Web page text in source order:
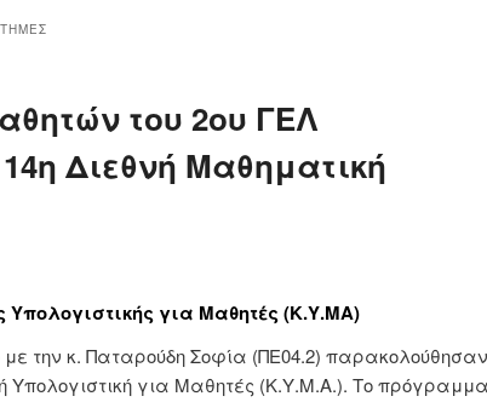
του 2ου ΓΕΛ
Διεθνή Μαθηματική
για Μαθητές (Κ.Υ.ΜΑ)
με την κ. Παταρούδη Σοφία (ΠΕ04.2) παρακολούθησαν
Υπολογιστική για Μαθητές (Κ.Υ.Μ.Α.). Το πρόγραμμα